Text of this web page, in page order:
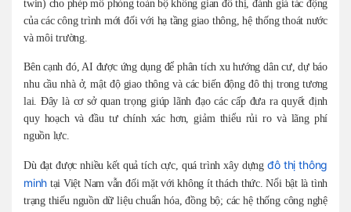
twin) cho phép mô phỏng toàn bộ không gian đô thị, đánh giá tác động
của các công trình mới đối với hạ tầng giao thông, hệ thống thoát nước
và môi trường.
Bên cạnh đó, AI được ứng dụng để phân tích xu hướng dân cư, dự báo
nhu cầu nhà ở, mật độ giao thông và các biến động đô thị trong tương
lai. Đây là cơ sở quan trọng giúp lãnh đạo các cấp đưa ra quyết định
quy hoạch và đầu tư chính xác hơn, giảm thiểu rủi ro và lãng phí
nguồn lực.
Dù đạt được nhiều kết quả tích cực, quá trình xây dựngđô thị thông
minh tại Việt Nam vẫn đối mặt với không ít thách thức. Nổi bật là tình
trạng thiếu nguồn dữ liệu chuẩn hóa, đồng bộ; các hệ thống công nghệ